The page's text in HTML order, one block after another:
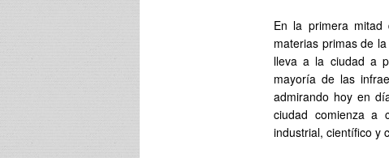
En la primera
materias primas de
lleva a la ciudad a
mayoría de las
admirando hoy en
ciudad comienza a
industrial, científico y